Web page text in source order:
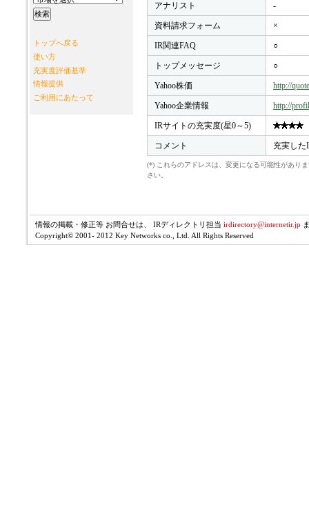
トップへ戻る
使い方
充実度評価基準
情報提供
ご利用にあたって
アナリスト -
資料請求フォーム ×
IR関連FAQ ○
トップメッセージ ○
Yahoo株価 http://
Yahoo企業情報 http://
IRサイトの充実度(星0～5)
コメント 充実した
(*) これらのアドレスは、変更になる可能性があり
さい。
情報の掲載・修正等 お問合せは、 IRディレクトリ担当 irdirectory@internetir.jp
Copyright© 2001- 2012 Key Networks co., Ltd. All Rights Reserved